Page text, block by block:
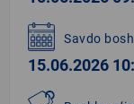
Savdo
15.06.2026